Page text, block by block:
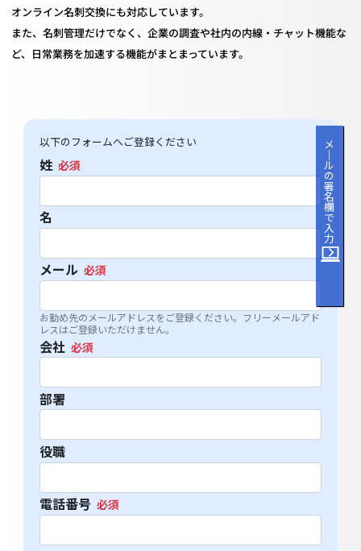
オンライン名刺交換にも対応しています。
また、名刺管理だけでなく、企業の調査や社内の内線・チャット機能な
ど、日常業務を加速する機能がまとまっています。